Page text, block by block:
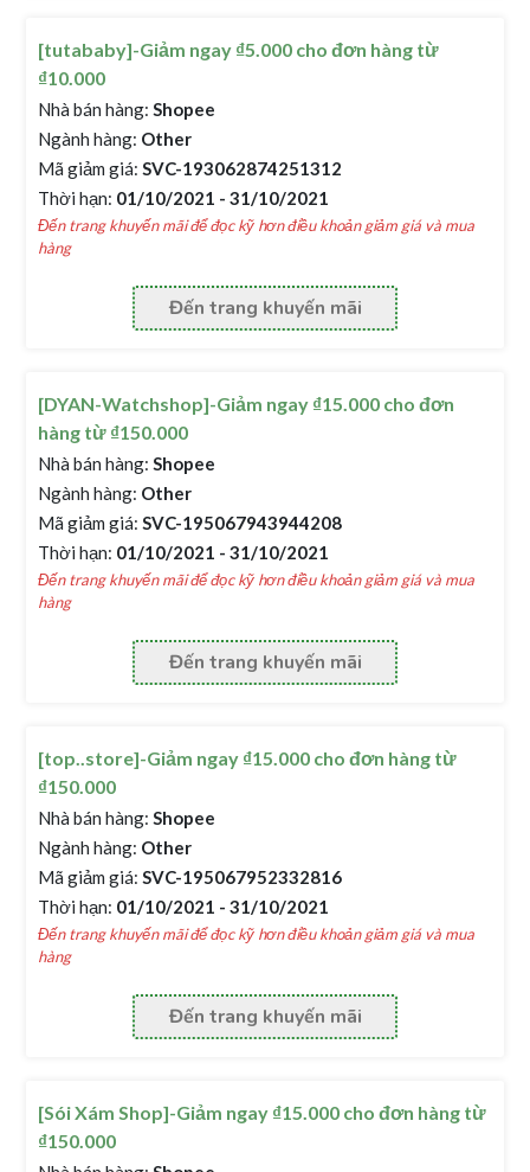
[tutababy]-Giảm ngay ₫5.000 cho đơn hàng từ
₫10.000
Nhà bán hàng: Shopee
Ngành hàng: Other
Mã giảm giá: SVC-193062874251312
Thời hạn: 01/10/2021 - 31/10/2021
Đến trang khuyến mãi để đọc kỹ hơn điều khoản giảm giá và mua
hàng
Đến trang khuyến mãi
[DYAN-Watchshop]-Giảm ngay ₫15.000 cho đơn
hàng từ ₫150.000
Nhà bán hàng: Shopee
Ngành hàng: Other
Mã giảm giá: SVC-195067943944208
Thời hạn: 01/10/2021 - 31/10/2021
Đến trang khuyến mãi để đọc kỹ hơn điều khoản giảm giá và mua
hàng
Đến trang khuyến mãi
[top..store]-Giảm ngay ₫15.000 cho đơn hàng từ
₫150.000
Nhà bán hàng: Shopee
Ngành hàng: Other
Mã giảm giá: SVC-195067952332816
Thời hạn: 01/10/2021 - 31/10/2021
Đến trang khuyến mãi để đọc kỹ hơn điều khoản giảm giá và mua
hàng
Đến trang khuyến mãi
[Sói Xám Shop]-Giảm ngay ₫15.000 cho đơn hàng từ
₫150.000